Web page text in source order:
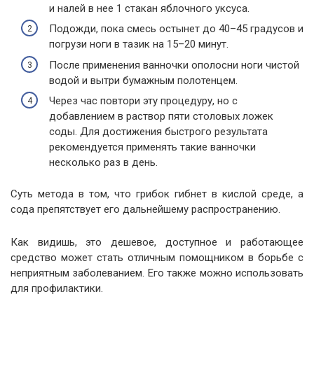
и налей в нее 1 стакан яблочного уксуса.
Подожди, пока смесь остынет до 40–45 градусов и
погрузи ноги в тазик на 15–20 минут.
После применения ванночки ополосни ноги чистой
водой и вытри бумажным полотенцем.
Через час повтори эту процедуру, но с
добавлением в раствор пяти столовых ложек
соды. Для достижения быстрого результата
рекомендуется применять такие ванночки
несколько раз в день.
Суть метода в том, что грибок гибнет в кислой среде, а
сода препятствует его дальнейшему распространению.
Как видишь, это дешевое, доступное и работающее
средство может стать отличным помощником в борьбе с
неприятным заболеванием. Его также можно использовать
для профилактики.